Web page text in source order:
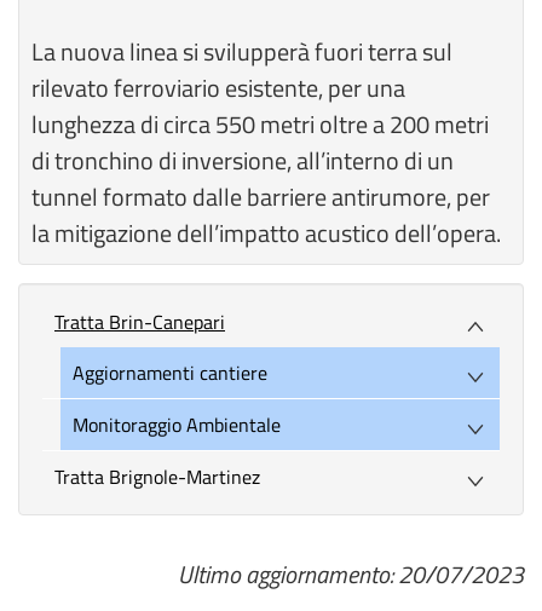
La nuova linea si svilupperà fuori terra sul
rilevato ferroviario esistente, per una
lunghezza di circa 550 metri oltre a 200 metri
di tronchino di inversione, all’interno di un
tunnel formato dalle barriere antirumore, per
la mitigazione dell’impatto acustico dell’opera.
Tratta Brin-Canepari
Aggiornamenti cantiere
Monitoraggio Ambientale
Tratta Brignole-Martinez
Ultimo aggiornamento: 20/07/2023